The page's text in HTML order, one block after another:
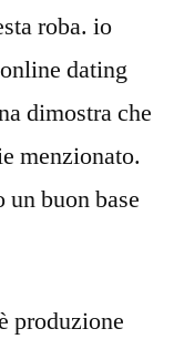
roba. io
dating
dimostra che
menzionato.
buon base
produzione